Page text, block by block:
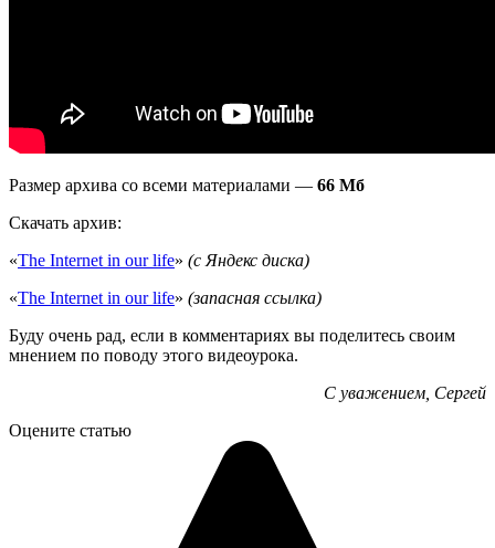
Размер архива со всеми материалами — 66 Мб
Скачать архив:
«The Internet in our life» (с Яндекс диска)
«The Internet in our life» (запасная ссылка)
Буду очень рад, если в комментариях вы поделитесь своим
мнением по поводу этого видеоурока.
С уважением, Сергей
Оцените статью